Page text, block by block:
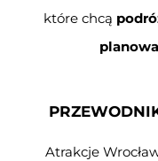
które chcą
Atrakcje